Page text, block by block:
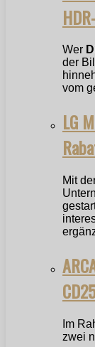
Wer
der
vom
LG
Mit
Im
zwei